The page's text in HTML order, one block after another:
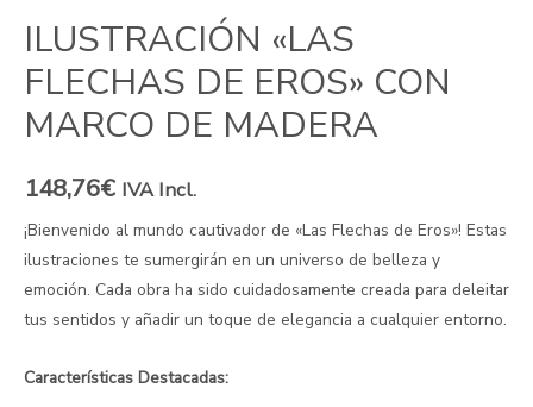
ILUSTRACIÓN «LAS
FLECHAS DE EROS» CON
MARCO DE MADERA
148,76€ IVA Incl.
¡Bienvenido al mundo cautivador de «Las Flechas de Eros»! Estas
ilustraciones te sumergirán en un universo de belleza y
emoción. Cada obra ha sido cuidadosamente creada para deleitar
tus sentidos y añadir un toque de elegancia a cualquier entorno.
Características Destacadas: